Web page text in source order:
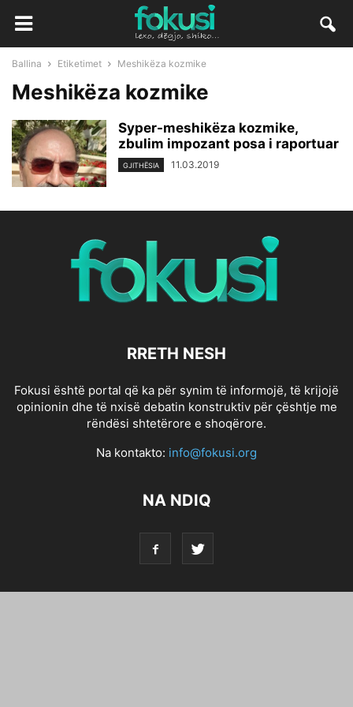
Ballina Etiketimet Meshikëza kozmike
Meshikëza kozmike
Syper-meshikëza kozmike,
zbulim impozant posa i raportuar
GJITHËSIA 11.03.2019
RRETH NESH
Fokusi është portal që ka për synim të informojë, të krijojë
opinionin dhe të nxisë debatin konstruktiv për çështje me
rëndësi shtetërore e shoqërore.
Na kontakto: info@fokusi.org
NA NDIQ